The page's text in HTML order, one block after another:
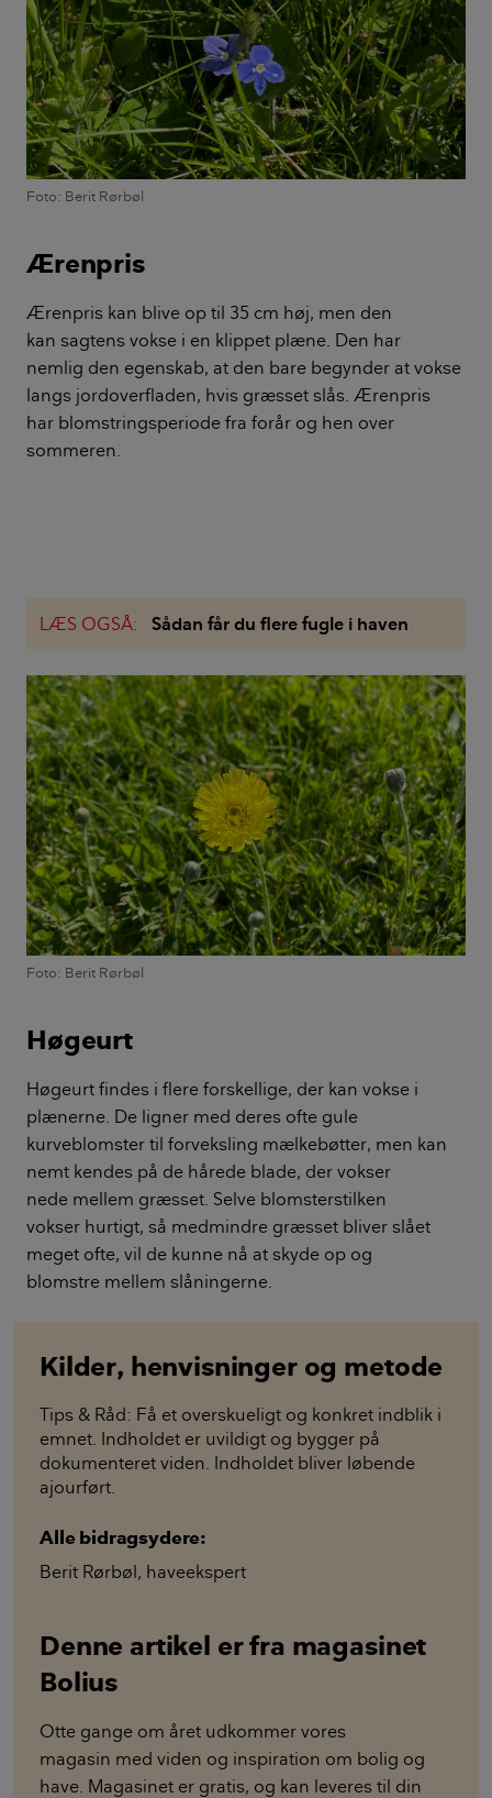
Foto: Berit Rørbøl
Ærenpris
Ærenpris kan blive op til 35 cm høj, men den
kan sagtens vokse i en klippet plæne. Den har
nemlig den egenskab, at den bare begynder at vokse
langs jordoverfladen, hvis græsset slås. Ærenpris
har blomstringsperiode fra forår og hen over
sommeren.
LÆS OGSÅ: Sådan får du flere fugle i haven
Foto: Berit Rørbøl
Høgeurt
Høgeurt findes i flere forskellige, der kan vokse i
plænerne. De ligner med deres ofte gule
kurveblomster til forveksling mælkebøtter, men kan
nemt kendes på de hårede blade, der vokser
nede mellem græsset. Selve blomsterstilken
vokser hurtigt, så medmindre græsset bliver slået
meget ofte, vil de kunne nå at skyde op og
blomstre mellem slåningerne.
Kilder, henvisninger og metode
Tips & Råd: Få et overskueligt og konkret indblik i
emnet. Indholdet er uvildigt og bygger på
dokumenteret viden. Indholdet bliver løbende
ajourført.
Alle bidragsydere:
Berit Rørbøl, haveekspert
Denne artikel er fra magasinet
Bolius
Otte gange om året udkommer vores
magasin med viden og inspiration om bolig og
have. Magasinet er gratis, og kan leveres til din